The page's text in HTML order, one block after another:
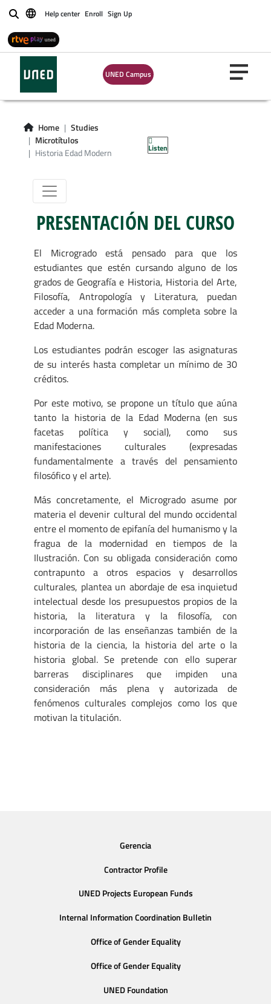
BuscarHelp center Enroll Sign Up
UNED Campus
Home
Studies
Microtítulos
Historia Edad Modern
Listen
Microgrado en
Historia, Cultura
y Pensamiento en
la Edad Moderna
PRESENTACIÓN DEL CURSO
El Microgrado está pensado para que los
estudiantes que estén cursando alguno de los
grados de Geografía e Historia, Historia del Arte,
Filosofía, Antropología y Literatura, puedan
acceder a una formación más completa sobre la
Edad Moderna.
Los estudiantes podrán escoger las asignaturas
de su interés hasta completar un mínimo de 30
créditos.
Por este motivo, se propone un título que aúna
tanto la historia de la Edad Moderna (en sus
facetas política y social), como sus
manifestaciones culturales (expresadas
fundamentalmente a través del pensamiento
filosófico y el arte).
Más concretamente, el Microgrado asume por
materia el devenir cultural del mundo occidental
entre el momento de epifanía del humanismo y la
fragua de la modernidad en tiempos de la
Ilustración. Con su obligada consideración como
contrapunto a otros espacios y desarrollos
culturales, plantea un abordaje de esa inquietud
intelectual desde los presupuestos propios de la
historia, la literatura y la filosofía, con
incorporación de las enseñanzas también de la
historia de la ciencia, la historia del arte o la
historia global. Se pretende con ello superar
barreras disciplinares que impiden una
consideración más plena y autorizada de
fenómenos culturales complejos como los que
motivan la titulación.
Gerencia
Contractor Profile
UNED Projects European Funds
Internal Information Coordination Bulletin
Office of Gender Equality
Office of Gender Equality
UNED Foundation